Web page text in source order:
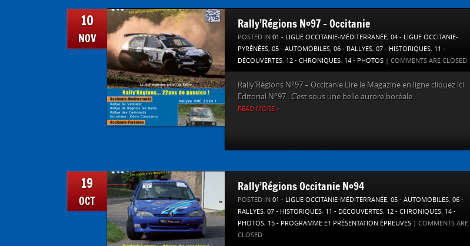
10
NOV
Rally’Régions N°97 – Occitanie
POSTED IN 01 - LIGUE OCCITANIE-MÉDITERRANÉE, 04 - LIGUE OCCITANIE-
PYRÉNÉES, 05 - AUTOMOBILES, 06 - RALLYES, 07 - HISTORIQUES, 11 -
DÉCOUVERTES, 12 - CHRONIQUES, 14 - PHOTOS | COMMENTS ARE CLOSED
Rally’Régions N°97 – Occitanie Lire le Magazine en ligne cliquez ici
Editorial N°97 : C’est sous une belle aurore boréale...
READ MORE »
19
OCT
Rally’Régions Occitanie N°94
POSTED IN 01 - LIGUE OCCITANIE-MÉDITERRANÉE, 05 - AUTOMOBILES, 06 -
RALLYES, 07 - HISTORIQUES, 11 - DÉCOUVERTES, 12 - CHRONIQUES, 14 -
PHOTOS, 15 - PROGRAMME ET PRÉSENTATION ÉPREUVES | COMMENTS ARE
CLOSED